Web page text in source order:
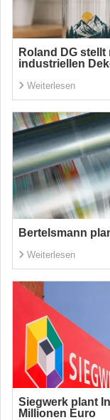
Roland DG
industriellen
Weiterlesen
Bertelsmann
Weiterlesen
Siegwerk plant
Millionen Euro